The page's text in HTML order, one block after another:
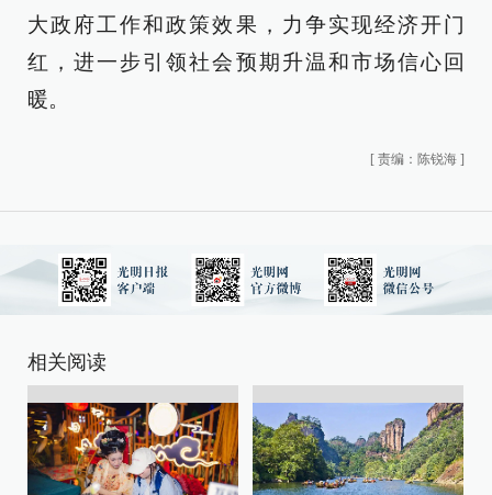
大政府工作和政策效果，力争实现经济开门
红，进一步引领社会预期升温和市场信心回
暖。
[ 责编：陈锐海 ]
相关阅读